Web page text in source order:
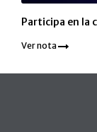
Participa en la
Ver nota